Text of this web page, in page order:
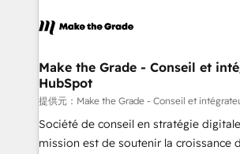
de la productivité des équipes Notre équipe de 30
avec un engagement total, alignant
métiers et technologie, et guidant vos
travers le changement, tout en
d’entreprise. Grâce à une méthodologie éprouvée
auprès de plus de 400 clients, nous
Make the Grade - Conseil et
HubSpot
提供元：Make the Grade - Conseil et
Société de conseil en stratégie
mission est de soutenir la croissance